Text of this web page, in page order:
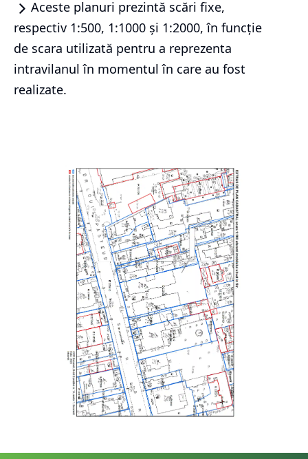
Aceste planuri prezintă scări fixe,
respectiv 1:500, 1:1000 și 1:2000, în funcție
de scara utilizată pentru a reprezenta
intravilanul în momentul în care au fost
realizate.